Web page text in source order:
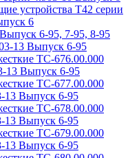
устройства Т42 серии
6
6-95, 7-95, 8-95
13 Выпуск 6-95
ТС-676.00.000
13 Выпуск 6-95
ТС-677.00.000
13 Выпуск 6-95
ТС-678.00.000
13 Выпуск 6-95
ТС-679.00.000
13 Выпуск 6-95